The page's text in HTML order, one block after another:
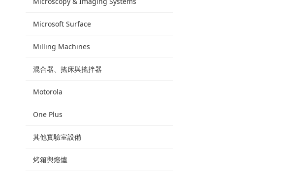
Microsoft Surface
Milling Machines
混合器、搖床與搖拌器
Motorola
One Plus
其他實驗室設備
烤箱與熔爐